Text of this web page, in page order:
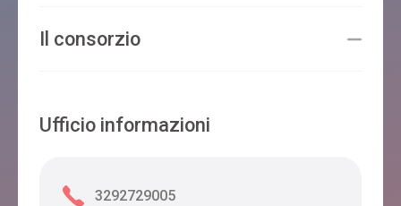
Il consorzio
Ufficio informazioni
3292729005